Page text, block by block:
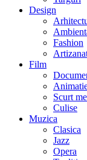
Design
Fashion
Film
Scurt
Culise
Muzica
Clasica
Jazz
Opera